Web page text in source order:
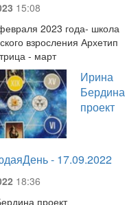
15:08
2023 года- школа
взросления Архетип
- март
Ирина
Бердина
проект
- 17.09.2022
18:36
проект